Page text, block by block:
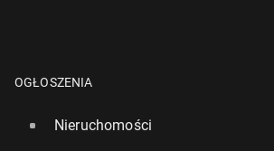
OGŁOSZENIA
Nieruchomości